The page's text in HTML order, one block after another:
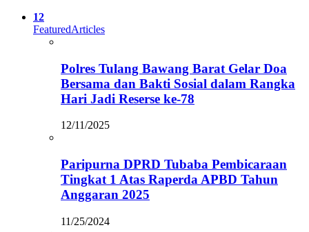
12
FeaturedArticles
Polres Tulang Bawang Barat Gelar Doa
Bersama dan Bakti Sosial dalam Rangka
Hari Jadi Reserse ke-78
12/11/2025
Paripurna DPRD Tubaba Pembicaraan
Tingkat 1 Atas Raperda APBD Tahun
Anggaran 2025
11/25/2024